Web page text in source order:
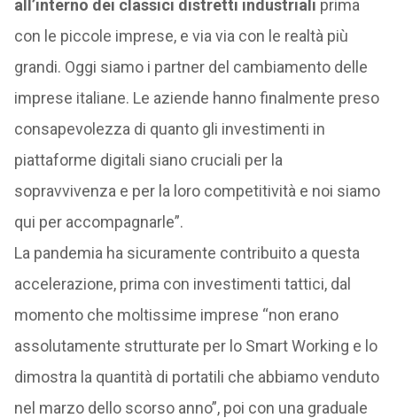
all’interno dei classici distretti industriali prima
con le piccole imprese, e via via con le realtà più
grandi. Oggi siamo i partner del cambiamento delle
imprese italiane. Le aziende hanno finalmente preso
consapevolezza di quanto gli investimenti in
piattaforme digitali siano cruciali per la
sopravvivenza e per la loro competitività e noi siamo
qui per accompagnarle”.
La pandemia ha sicuramente contribuito a questa
accelerazione, prima con investimenti tattici, dal
momento che moltissime imprese “non erano
assolutamente strutturate per lo Smart Working e lo
dimostra la quantità di portatili che abbiamo venduto
nel marzo dello scorso anno”, poi con una graduale